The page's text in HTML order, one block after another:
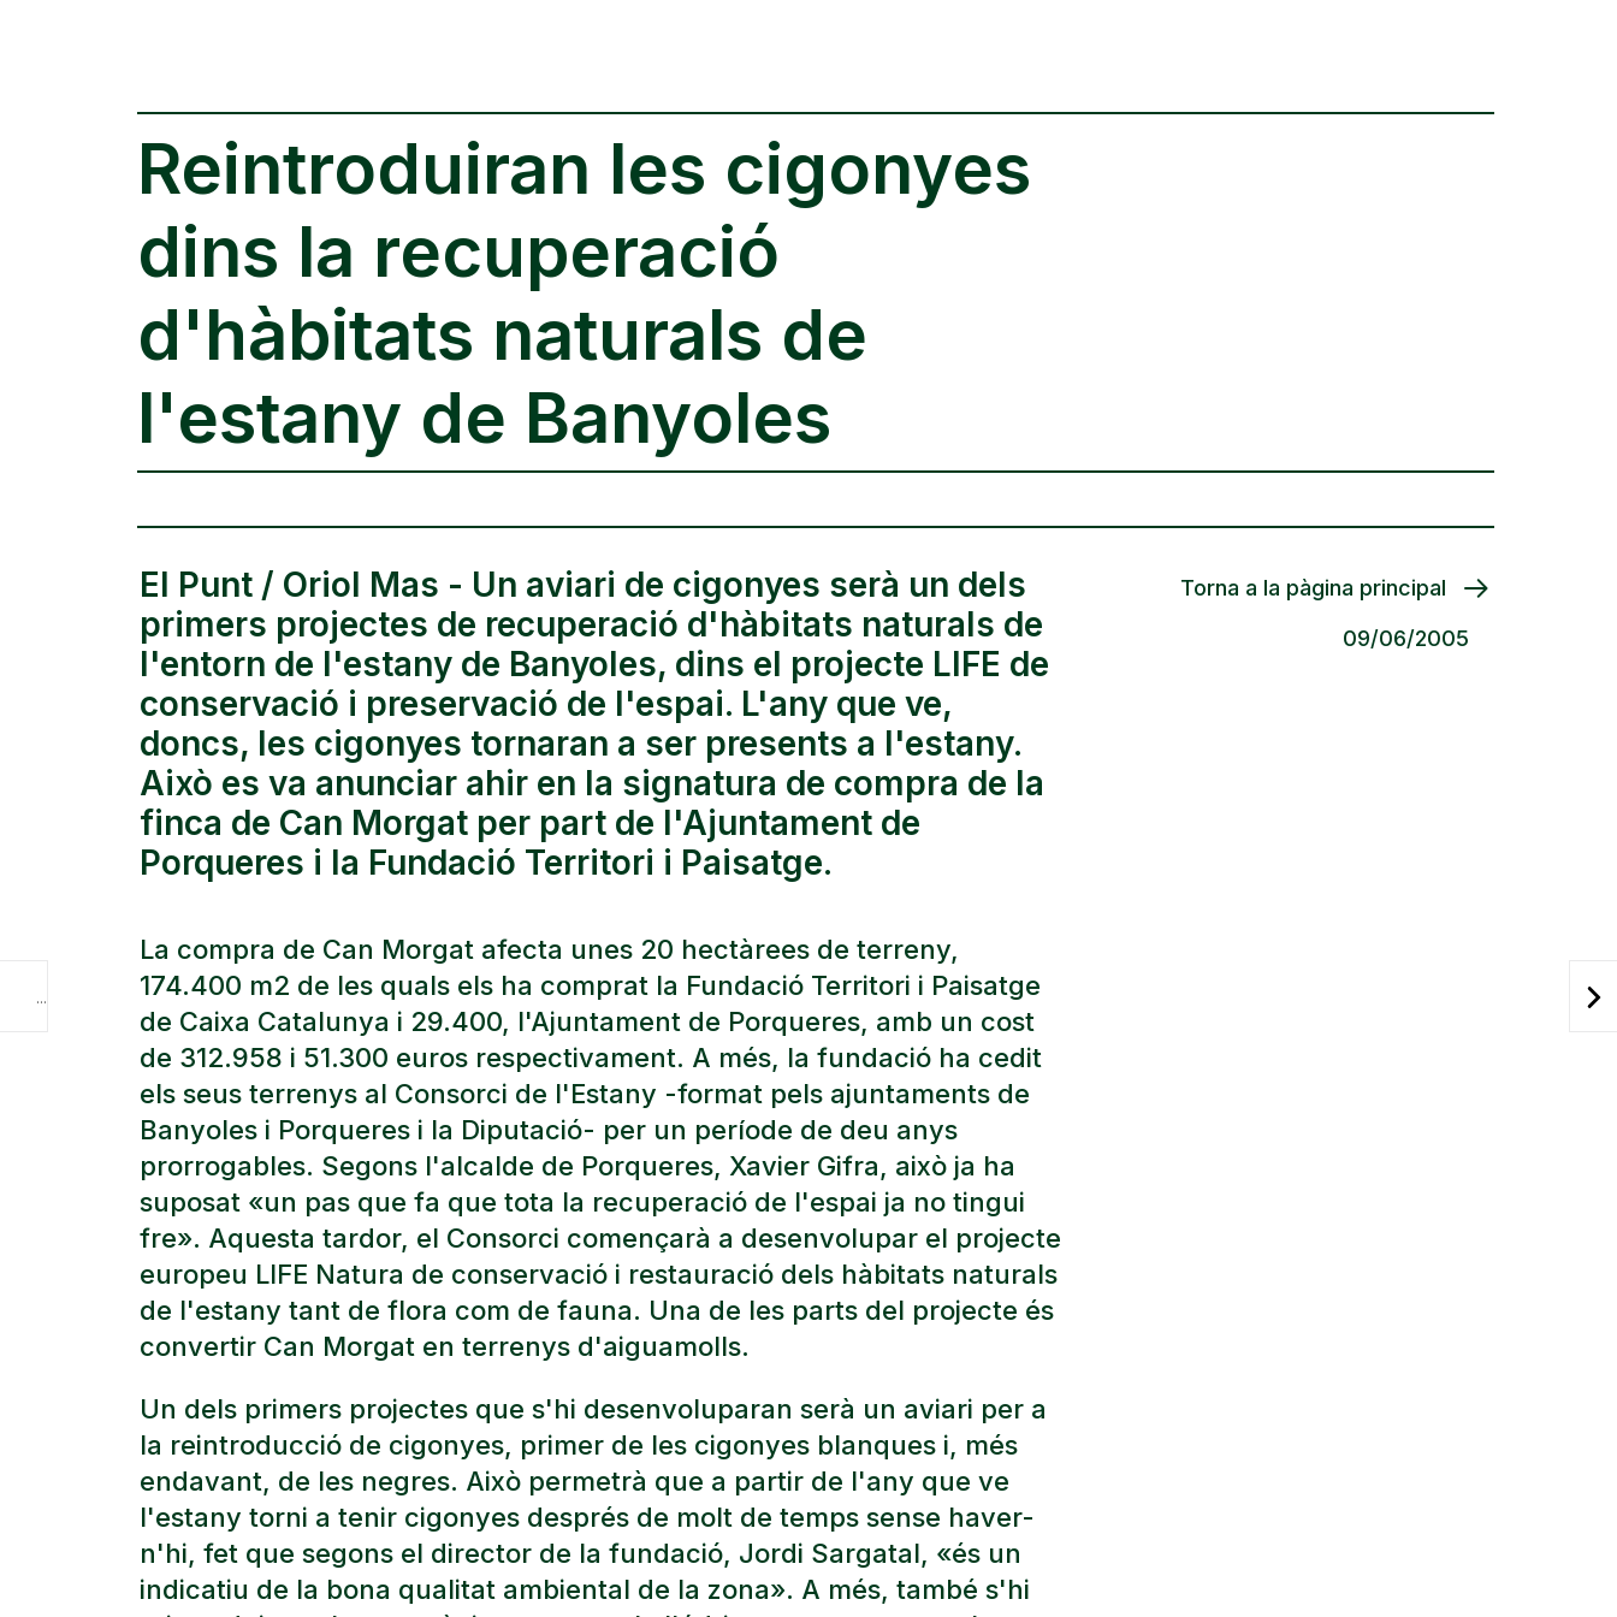
Reintroduiran les cigonyes
dins la recuperació
d'hàbitats naturals de
l'estany de Banyoles
El Punt / Oriol Mas - Un aviari de cigonyes serà un dels
primers projectes de recuperació d'hàbitats naturals de
l'entorn de l'estany de Banyoles, dins el projecte LIFE de
conservació i preservació de l'espai. L'any que ve,
doncs, les cigonyes tornaran a ser presents a l'estany.
Això es va anunciar ahir en la signatura de compra de la
finca de Can Morgat per part de l'Ajuntament de
Porqueres i la Fundació Territori i Paisatge.
La compra de Can Morgat afecta unes 20 hectàrees de terreny,
174.400 m2 de les quals els ha comprat la Fundació Territori i Paisatge
de Caixa Catalunya i 29.400, l'Ajuntament de Porqueres, amb un cost
de 312.958 i 51.300 euros respectivament. A més, la fundació ha cedit
els seus terrenys al Consorci de l'Estany -format pels ajuntaments de
Banyoles i Porqueres i la Diputació- per un període de deu anys
prorrogables. Segons l'alcalde de Porqueres, Xavier Gifra, això ja ha
suposat «un pas que fa que tota la recuperació de l'espai ja no tingui
fre». Aquesta tardor, el Consorci començarà a desenvolupar el projecte
europeu LIFE Natura de conservació i restauració dels hàbitats naturals
de l'estany tant de flora com de fauna. Una de les parts del projecte és
convertir Can Morgat en terrenys d'aiguamolls.
Un dels primers projectes que s'hi desenvoluparan serà un aviari per a
la reintroducció de cigonyes, primer de les cigonyes blanques i, més
endavant, de les negres. Això permetrà que a partir de l'any que ve
l'estany torni a tenir cigonyes després de molt de temps sense haver-
n'hi, fet que segons el director de la fundació, Jordi Sargatal, «és un
indicatiu de la bona qualitat ambiental de la zona». A més, també s'hi
Torna a la pàgina principal
09/06/2005
Restauraran el bosc de Can Morgat de Porqueres i hi permetran l’accés públic